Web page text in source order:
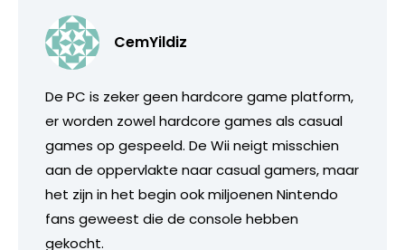
CemYildiz
De PC is zeker geen hardcore game platform,
er worden zowel hardcore games als casual
games op gespeeld. De Wii neigt misschien
aan de oppervlakte naar casual gamers, maar
het zijn in het begin ook miljoenen Nintendo
fans geweest die de console hebben
gekocht.